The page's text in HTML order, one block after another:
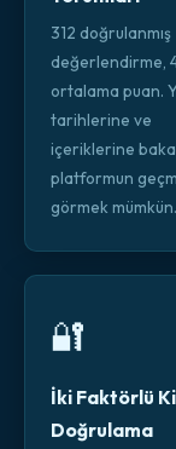
312 doğrulanmış
değerlendirme,
ortalama puan.
tarihlerine ve
içeriklerine
platformun
görmek mümkün.
🔐
İki Faktörlü
Doğrulama